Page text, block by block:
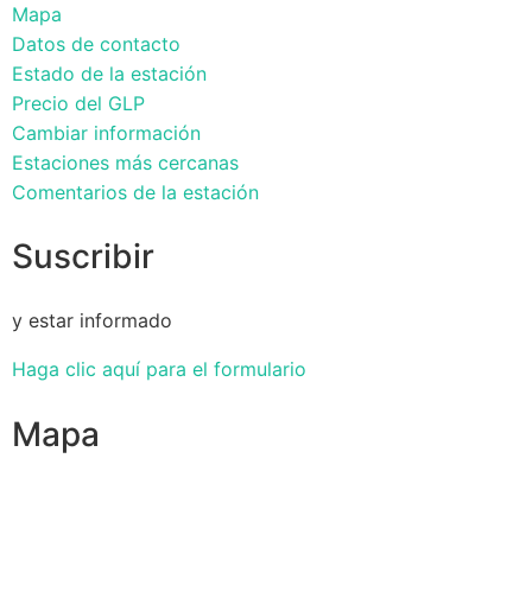
Mapa
Datos de contacto
Estado de la estación
Precio del GLP
Cambiar información
Estaciones más cercanas
Comentarios de la estación
Suscribir
y estar informado
Haga clic aquí para el formulario
Mapa